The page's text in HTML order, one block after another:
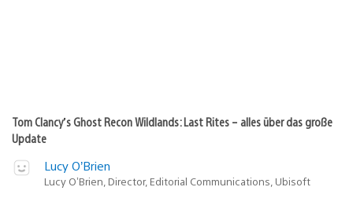
Tom Clancy’s Ghost Recon Wildlands: Last Rites – alles über das große
Update
Lucy O’Brien
Lucy O’Brien, Director, Editorial Communications, Ubisoft